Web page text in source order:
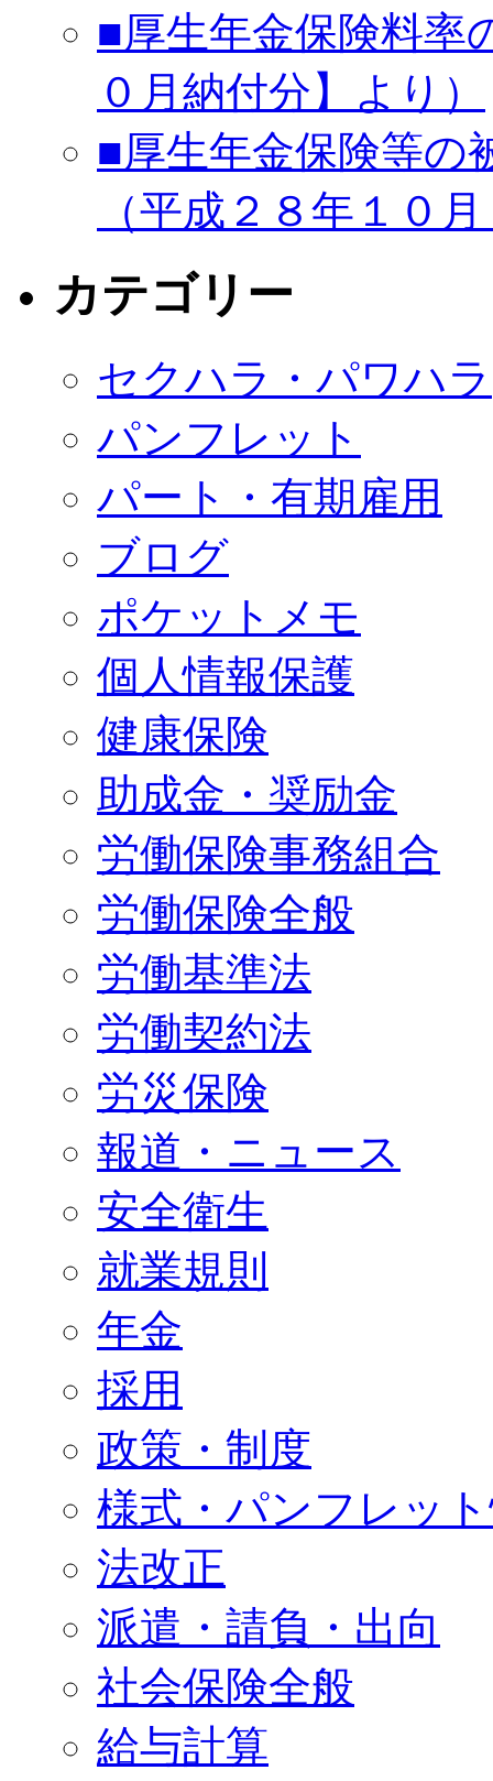
■厚生年金保険料率
０月納付分】より）
■厚生年金保険等の
（平成２８年１０
カテゴリー
セクハラ・パワハラ
パンフレット
パート・有期雇用
ブログ
ポケットメモ
個人情報保護
健康保険
助成金・奨励金
労働保険事務組合
労働保険全般
労働基準法
労働契約法
労災保険
報道・ニュース
安全衛生
就業規則
年金
採用
政策・制度
様式・パンフレッ
法改正
派遣・請負・出向
社会保険全般
給与計算